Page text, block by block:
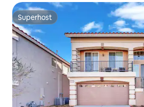
Superhost
Superhost